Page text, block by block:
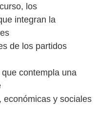
los
integran la
de los partidos
contempla una
económicas y sociales